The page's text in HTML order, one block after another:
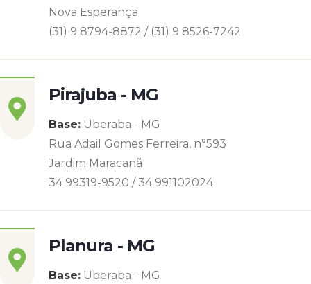
Nova Esperança
(31) 9 8794-8872 / (31) 9 8526-7242
Pirajuba - MG
Base: Uberaba - MG
Rua Adail Gomes Ferreira, n°593
Jardim Maracanã
34 99319-9520 / 34 991102024
Planura - MG
Base: Uberaba - MG